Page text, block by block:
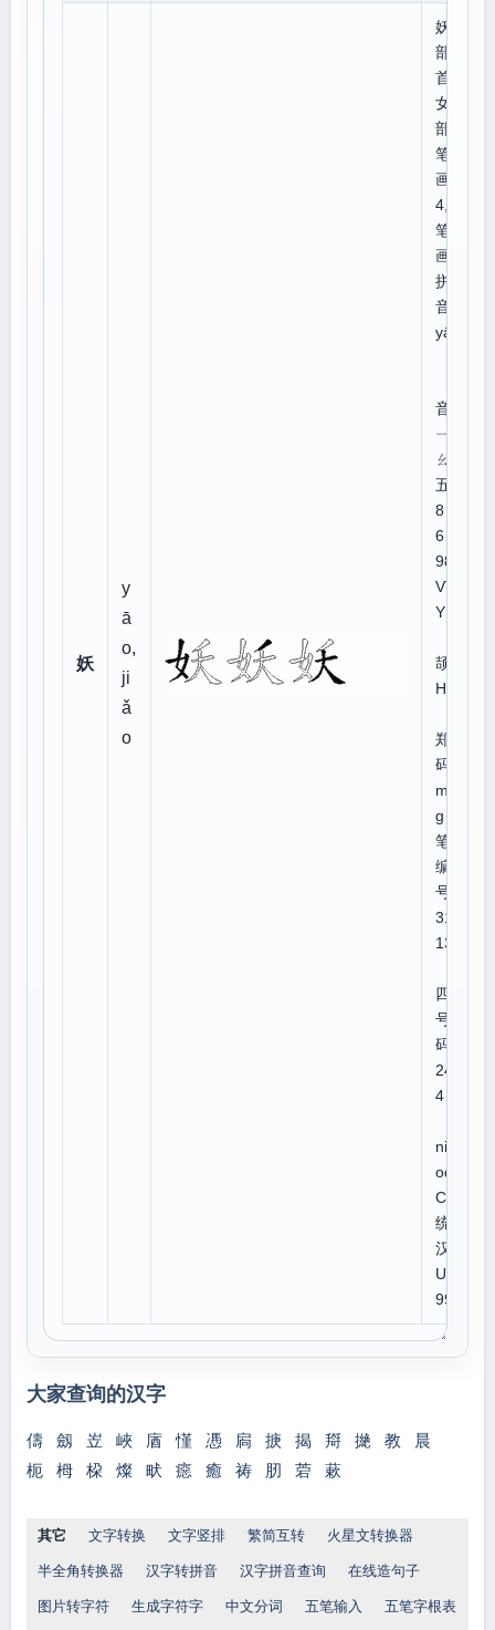
妖
y
ā
o,
ji
ǎ
o
妖
部
首:
女,
部外
笔
画:
4,总
笔
画:7
拼
音：
yāo
音：
ㄧ
ㄠ
五笔
8
6、
98:
VTD
Y
颉:V
HK
郑
码:z
mm
g
笔顺
编
号:5
313
134
四角
号
码:4
248
4
niC
ode:
CJK
统一
汉字
U 5
996
大家查询的汉字
儔 劔 岦 峽 庮 慬 慿 扄 掶 揭 搿 撧 教
晨
枙
栂 桗 燦 畎 癋 癒 祷 肕 菪 蔌
其它 文字转换 文字竖排 繁简互转 火星文转换器
半全角转换器 汉字转拼音 汉字拼音查询 在线造句子
图片转字符 生成字符字 中文分词 五笔输入 五笔字根表